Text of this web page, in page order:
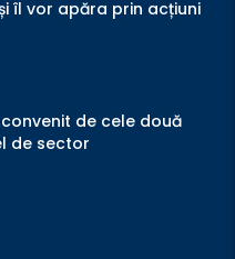
îl vor apăra prin acțiuni
de cele două
de sector